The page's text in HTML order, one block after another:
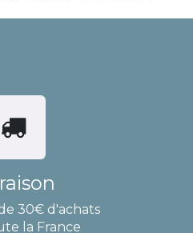
30€ d'achats
la France